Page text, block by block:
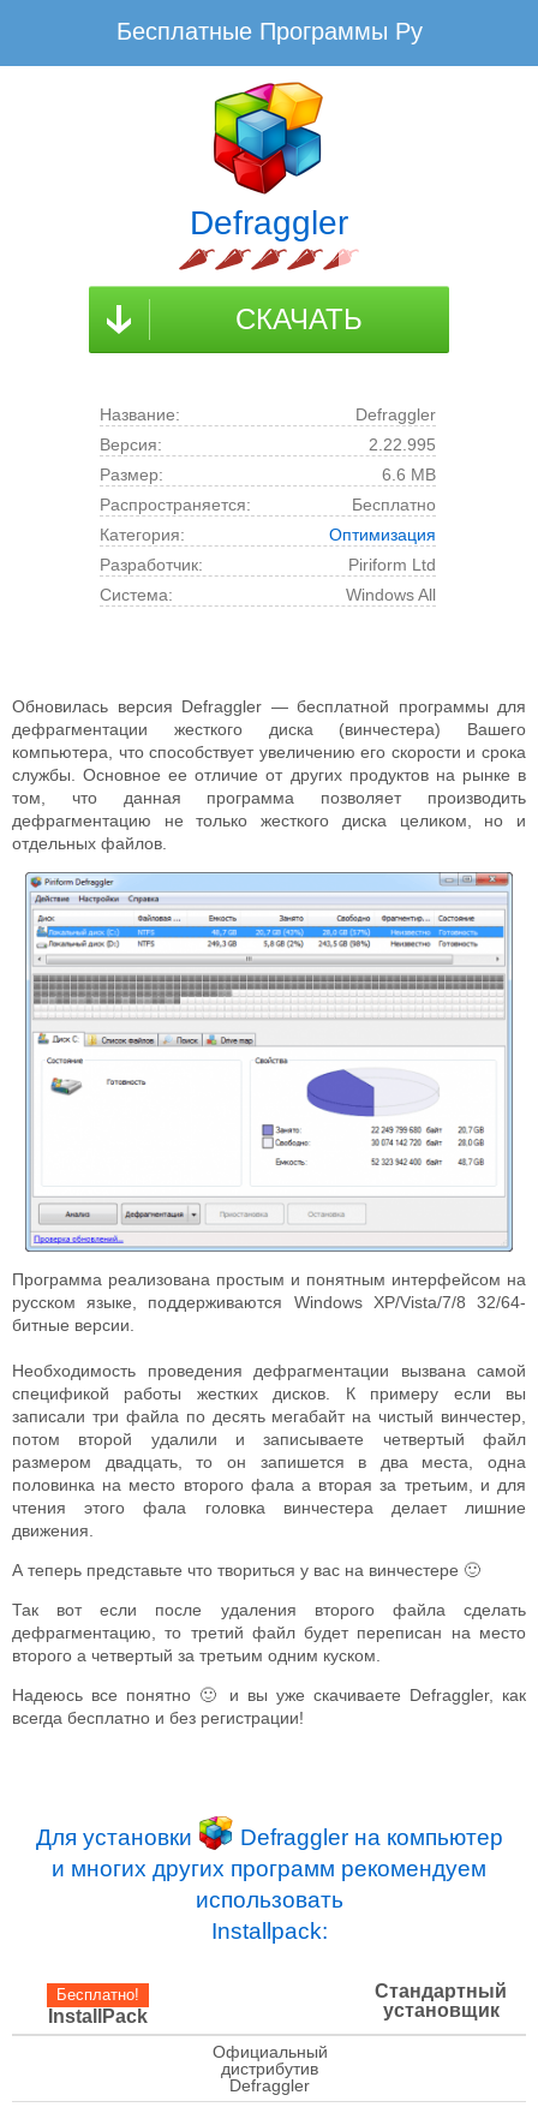
Бесплатные Программы Ру
www.BesplatnyeProgrammy.Ru - Не плати, а благодари!
Скачать Defraggler Бесплатно для
Windows
Defraggler скачать для компьютера на русском
языке
Последнюю русскую версию Defraggler скачать для ПК без
вирусов, регистрации и смс
Бесплатные Программы Ру Система
Defraggler
СКАЧАТЬ
Название:
Defraggler
Версия:
2.22.995
Размер:
6.6 MB
Распространяется:
Бесплатно
Категория:
Оптимизация
Разработчик:
Piriform Ltd
Cистема:
Windows All
Обновилась версия Defraggler — бесплатной программы для
дефрагментации жесткого диска (винчестера) Вашего
компьютера, что способствует увеличению его скорости и срока
службы. Основное ее отличие от других продуктов на рынке в
том, что данная программа позволяет производить
дефрагментацию не только жесткого диска целиком, но и
отдельных файлов.
Программа реализована простым и понятным интерфейсом на
русском языке, поддерживаются Windows ХP/Vista/7/8 32/64-
битные версии.
Необходимость проведения дефрагментации вызвана самой
спецификой работы жестких дисков. К примеру если вы
записали три файла по десять мегабайт на чистый винчестер,
потом второй удалили и записываете четвертый файл
размером двадцать, то он запишется в два места, одна
половинка на место второго фала а вторая за третьим, и для
чтения этого фала головка винчестера делает лишние
движения.
А теперь представьте что твориться у вас на винчестере 🙂
Так вот если после удаления второго файла сделать
дефрагментацию, то третий файл будет переписан на место
второго а четвертый за третьим одним куском.
Надеюсь все понятно 🙂 и вы уже скачиваете Defraggler, как
всегда бесплатно и без регистрации!
Для установки
Defraggler на компьютер
и многих других программ рекомендуем
использовать
Installpack:
Бесплатно!
InstallPack
Стандартный
установщик
check
Официальный
дистрибутив
Defraggler